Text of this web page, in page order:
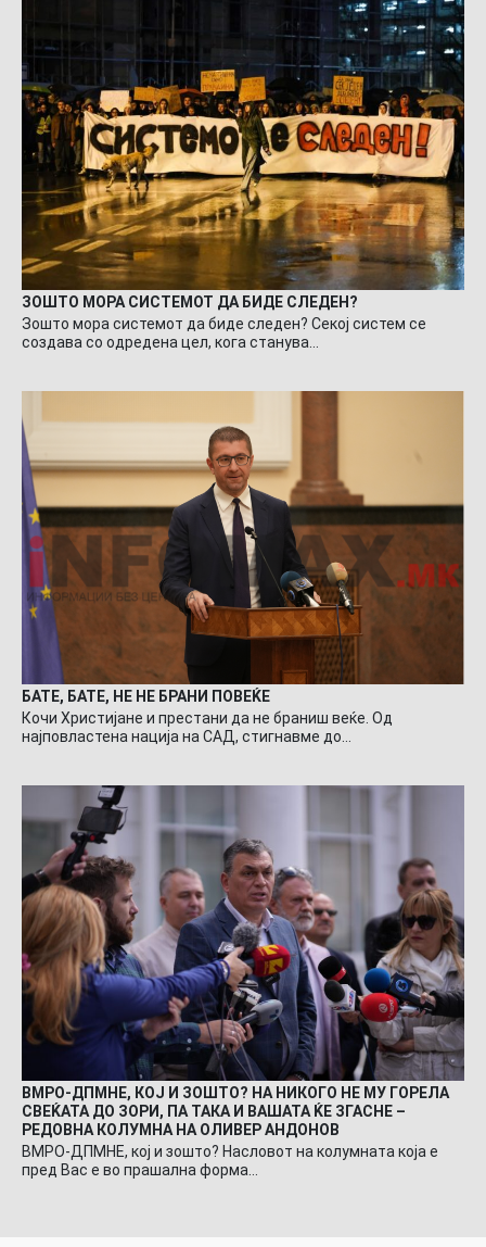
ЗОШТО МОРА СИСТЕМОТ ДА БИДЕ СЛЕДЕН?
Зошто мора системот да биде следен? Секој систем се
создава со одредена цел, кога станува…
БАТЕ, БАТЕ, НЕ НЕ БРАНИ ПОВЕЌЕ
Кочи Христијане и престани да не браниш веќе. Од
најповластена нација на САД, стигнавме до…
ВМРО-ДПМНЕ, КОЈ И ЗОШТО? НА НИКОГО НЕ МУ ГОРЕЛА
СВЕЌАТА ДО ЗОРИ, ПА ТАКА И ВАШАТА ЌЕ ЗГАСНЕ –
РЕДОВНА КОЛУМНА НА ОЛИВЕР АНДОНОВ
ВМРО-ДПМНЕ, кој и зошто? Насловот на колумната која е
пред Вас е во прашална форма…